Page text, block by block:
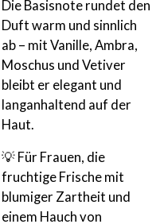
Die Basisnote rundet den
Duft warm und sinnlich
ab – mit Vanille, Ambra,
Moschus und Vetiver
bleibt er elegant und
langanhaltend auf der
Haut.
💡 Für Frauen, die
fruchtige Frische mit
blumiger Zartheit und
einem Hauch von